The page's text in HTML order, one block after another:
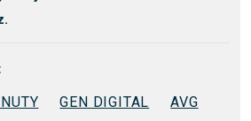
GEN DIGITAL
AVG